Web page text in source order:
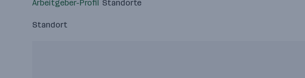
Arbeitgeber-Profil Standorte
Standort